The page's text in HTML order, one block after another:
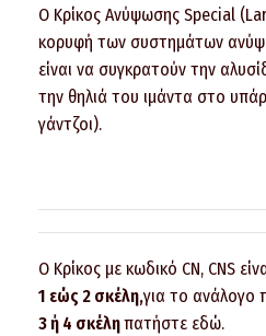
Ο Κρίκος Ανύψωσης Special
κορυφή των συστημάτων
είναι να συγκρατούν την
την θηλιά του ιμάντα στο
γάντζοι).
Ο Κρίκος με κωδικό CN, CNS
1 εώς 2 σκέλη,για το ανάλογο
3 ή 4 σκέληπατήστε εδώ.